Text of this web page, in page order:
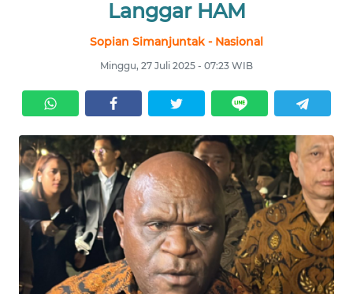
Langgar HAM
Sopian Simanjuntak - Nasional
Minggu, 27 Juli 2025 - 07:23 WIB
KRIMINAL
EKUIN
SAINS-TEKNO
KESEHATAN
INTERNASIONAL